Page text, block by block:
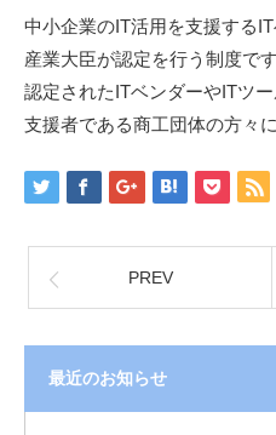
中小企業のIT活用を支援する
産業大臣が認定を行う制度です
認定されたITベンダーやITツ
支援者である商工団体の方々
PREV
最近のお知らせ